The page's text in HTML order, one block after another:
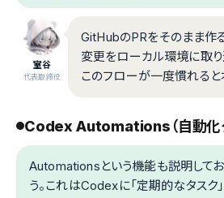
室谷
代表取締役
GitHubのPRをそのまま作
変更をローカル環境に取り
このフローが一度慣れると
Codex Automations（自動化
Automationsという機能も説明してお
う。これはCodexに「定期的なタスク